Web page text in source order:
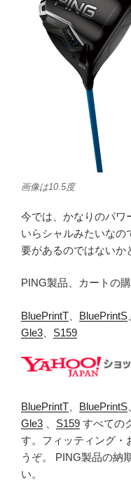
画像は10.5度
今では、かなりのパワ
いらシャルみたいなの
要があるのではないか
PING製品、カートの
BluePrintT BluePrintS
Gle3
S159
BluePrintT BluePrintS
Gle3
S159 すべての
す。フィッティング・
うぞ。 PING製品の納
い。